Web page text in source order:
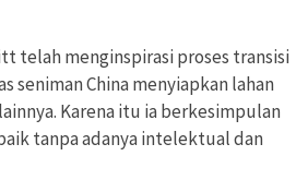
telah menginspirasi proses transisi
seniman China menyiapkan lahan
Karena itu ia berkesimpulan
tanpa adanya intelektual dan